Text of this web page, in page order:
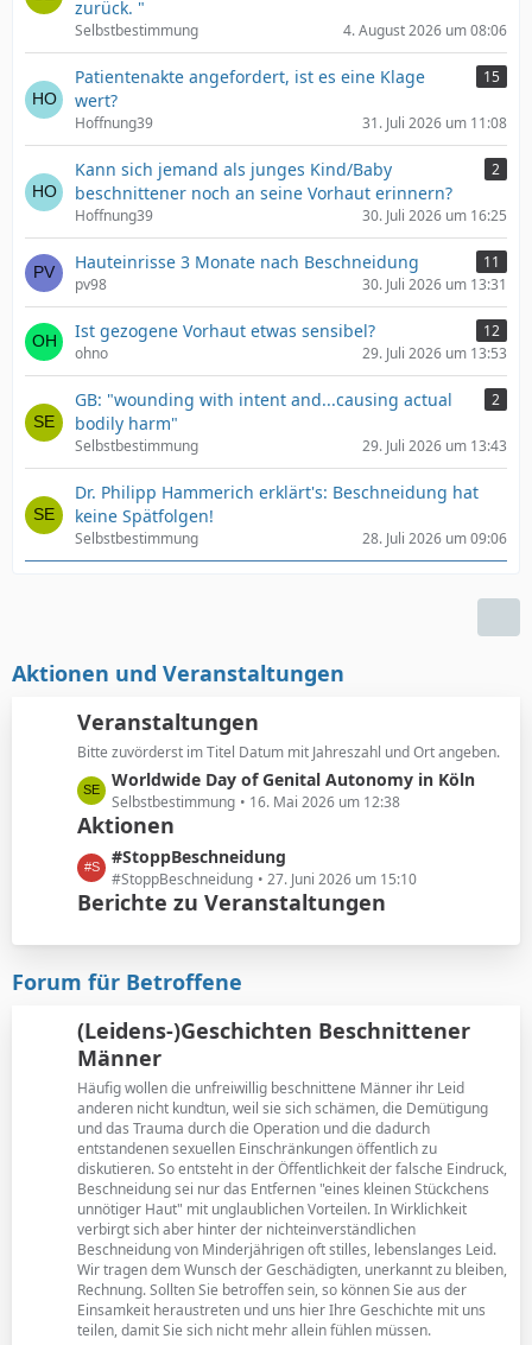
zurück. "
Selbstbestimmung 4. August 2026 um 08:06
Patientenakte angefordert, ist es eine Klage
wert?
15
Hoffnung39 31. Juli 2026 um 11:08
Kann sich jemand als junges Kind/Baby
beschnittener noch an seine Vorhaut erinnern?
2
Hoffnung39 30. Juli 2026 um 16:25
Hauteinrisse 3 Monate nach Beschneidung
11
pv98
30. Juli 2026 um 13:31
Ist gezogene Vorhaut etwas sensibel?
12
ohno
29. Juli 2026 um 13:53
GB: "wounding with intent and...causing actual
bodily harm"
2
Selbstbestimmung 29. Juli 2026 um 13:43
Dr. Philipp Hammerich erklärt's: Beschneidung hat
keine Spätfolgen!
Selbstbestimmung 28. Juli 2026 um 09:06
Aktionen und Veranstaltungen
Veranstaltungen
Bitte zuvörderst im Titel Datum mit Jahreszahl und Ort angeben.
L
e
t
z
t
e
e
t
ä
g
e
Worldwide Day of Genital Autonomy in Köln
Selbstbestimmung 16. Mai 2026 um 12:38
Aktionen
L
e
t
t
e
e
i
t
r
ä
g
e
#StoppBeschneidung
#StoppBeschneidung 27. Juni 2026 um 15:10
Berichte zu Veranstaltungen
Forum für Betroffene
(Leidens-)Geschichten Beschnittener
Männer
Häufig wollen die unfreiwillig beschnittene Männer ihr Leid
anderen nicht kundtun, weil sie sich schämen, die Demütigung
und das Trauma durch die Operation und die dadurch
entstandenen sexuellen Einschränkungen öffentlich zu
diskutieren. So entsteht in der Öffentlichkeit der falsche Eindruck,
Beschneidung sei nur das Entfernen "eines kleinen Stückchens
unnötiger Haut" mit unglaublichen Vorteilen. In Wirklichkeit
verbirgt sich aber hinter der nichteinverständlichen
Beschneidung von Minderjährigen oft stilles, lebenslanges Leid.
Wir tragen dem Wunsch der Geschädigten, unerkannt zu bleiben,
Rechnung. Sollten Sie betroffen sein, so können Sie aus der
Einsamkeit heraustreten und uns hier Ihre Geschichte mit uns
teilen, damit Sie sich nicht mehr allein fühlen müssen.